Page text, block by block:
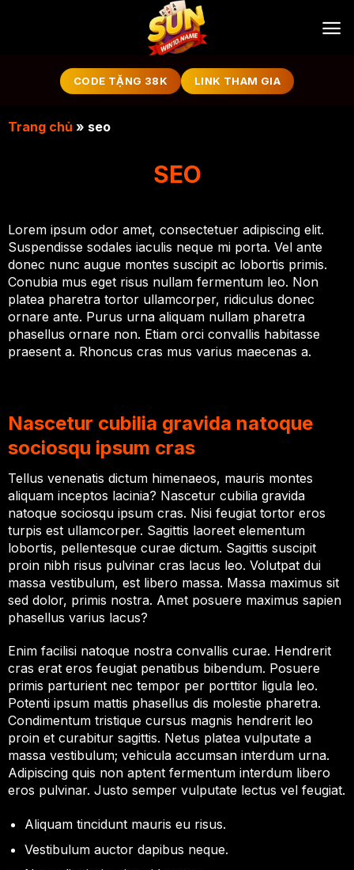
CODE TẶNG 38K LINK THAM GIA
Trang chủ » seo
SEO
Lorem ipsum odor amet, consectetuer adipiscing elit.
Suspendisse sodales iaculis neque mi porta. Vel ante
donec nunc augue montes suscipit ac lobortis primis.
Conubia mus eget risus nullam fermentum leo. Non
platea pharetra tortor ullamcorper, ridiculus donec
ornare ante. Purus urna aliquam nullam pharetra
phasellus ornare non. Etiam orci convallis habitasse
praesent a. Rhoncus cras mus varius maecenas a.
Nascetur cubilia gravida natoque
sociosqu ipsum cras
Tellus venenatis dictum himenaeos, mauris montes
aliquam inceptos lacinia? Nascetur cubilia gravida
natoque sociosqu ipsum cras. Nisi feugiat tortor eros
turpis est ullamcorper. Sagittis laoreet elementum
lobortis, pellentesque curae dictum. Sagittis suscipit
proin nibh risus pulvinar cras lacus leo. Volutpat dui
massa vestibulum, est libero massa. Massa maximus sit
sed dolor, primis nostra. Amet posuere maximus sapien
phasellus varius lacus?
Enim facilisi natoque nostra convallis curae. Hendrerit
cras erat eros feugiat penatibus bibendum. Posuere
primis parturient nec tempor per porttitor ligula leo.
Potenti ipsum mattis phasellus dis molestie pharetra.
Condimentum tristique cursus magnis hendrerit leo
proin et curabitur sagittis. Netus platea vulputate a
massa vestibulum; vehicula accumsan interdum urna.
Adipiscing quis non aptent fermentum interdum libero
eros pulvinar. Justo semper vulputate lectus vel feugiat.
Aliquam tincidunt mauris eu risus.
Vestibulum auctor dapibus neque.